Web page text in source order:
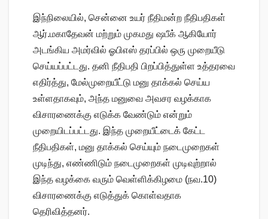
இந்நிலையில், சென்னை உயர் நீதிமன்ற நீதிபதிகள்
ஆர்.மகாதேவன் மற்றும் முகமது ஷபீக் ஆகியோர்
அடங்கிய அமர்வில் ஓபிஎஸ் தரப்பில் ஒரு முறையீடு
செய்யப்பட்டது. தனி நீதிபதி பிறப்பித்துள்ள உத்தரவை
எதிர்த்து, மேல்முறையீட்டு மனு தாக்கல் செய்ய
உள்ளதாகவும், அந்த மனுவை அவசர வழக்காக
விசாரணைக்கு எடுக்க வேண்டும் என்றும்
முறையிடப்பட்டது. இந்த முறையீட்டைக் கேட்ட
நீதிபதிகள், மனு தாக்கல் செய்யும் நடைமுறைகள்
முடிந்து, எண்ணிடும் நடைமுறைகள் முடிவுற்றால்
இந்த வழக்கை வரும் வெள்ளிக்கிழமை (நவ.10)
விசாரணைக்கு எடுத்துக் கொள்வதாக
தெரிவித்தனர்.